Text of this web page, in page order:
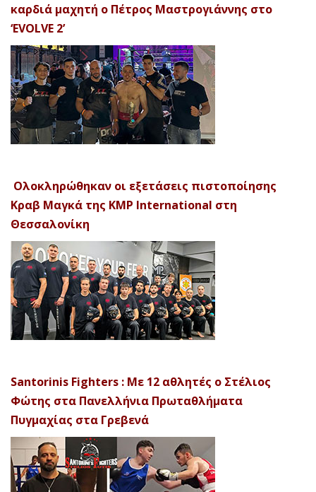
καρδιά μαχητή ο Πέτρος Μαστρογιάννης στο
‘EVOLVE 2’
Ολοκληρώθηκαν οι εξετάσεις πιστοποίησης
Κραβ Μαγκά της KMP International στη
Θεσσαλονίκη
Santorinis Fighters : Με 12 αθλητές ο Στέλιος
Φώτης στα Πανελλήνια Πρωταθλήματα
Πυγμαχίας στα Γρεβενά